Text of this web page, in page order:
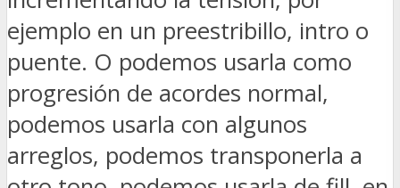
ejemplo en un preestribillo, intro o
puente. O podemos usarla como
progresión de acordes normal,
podemos usarla con algunos
arreglos, podemos transponerla a